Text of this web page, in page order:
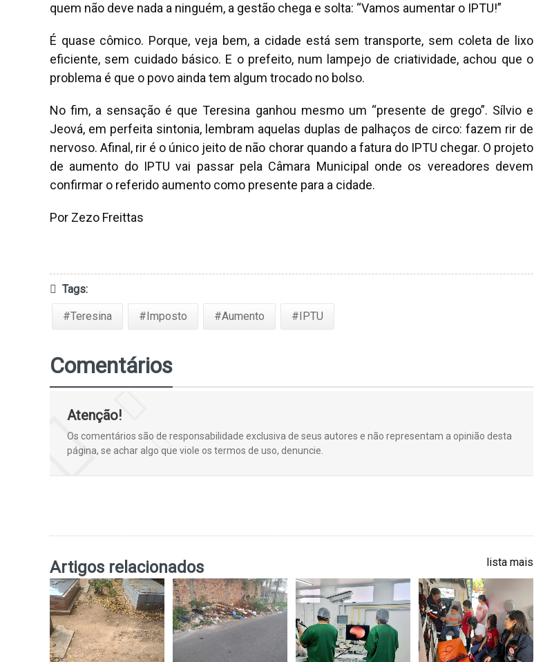
quem não deve nada a ninguém, a gestão chega e solta: “Vamos aumentar o IPTU!”
É quase cômico. Porque, veja bem, a cidade está sem transporte, sem coleta de lixo
eficiente, sem cuidado básico. E o prefeito, num lampejo de criatividade, achou que o
problema é que o povo ainda tem algum trocado no bolso.
No fim, a sensação é que Teresina ganhou mesmo um “presente de grego”. Sílvio e
Jeová, em perfeita sintonia, lembram aquelas duplas de palhaços de circo: fazem rir de
nervoso. Afinal, rir é o único jeito de não chorar quando a fatura do IPTU chegar. O projeto
de aumento do IPTU vai passar pela Câmara Municipal onde os vereadores devem
confirmar o referido aumento como presente para a cidade.
Por Zezo Freittas
Tags:
#Teresina #Imposto #Aumento #IPTU
Comentários
Atenção!
Os comentários são de responsabilidade exclusiva de seus autores e não representam a opinião desta
página, se achar algo que viole os termos de uso, denuncie.
lista mais
Artigos relacionados